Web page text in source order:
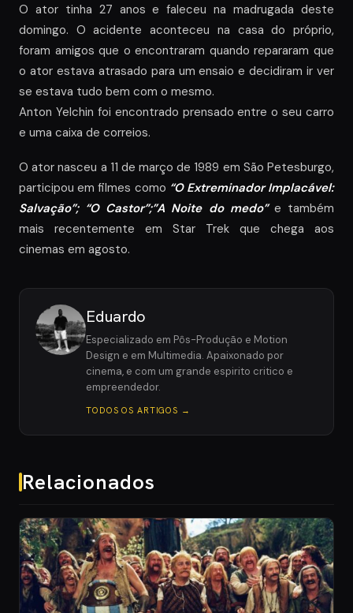
O ator tinha 27 anos e faleceu na madrugada deste
domingo. O acidente aconteceu na casa do próprio,
foram amigos que o encontraram quando repararam que
o ator estava atrasado para um ensaio e decidiram ir ver
se estava tudo bem com o mesmo.
Anton Yelchin foi encontrado prensado entre o seu carro
e uma caixa de correios.
O ator nasceu a 11 de março de 1989 em São Petesburgo,
participou em filmes como “O Extreminador Implacável:
Salvação”; “O Castor”;”A Noite do medo”e também
mais recentemente em Star Trek que chega aos
cinemas em agosto.
Eduardo
Especializado em Pôs-Produção e Motion
Design e em Multimedia. Apaixonado por
cinema, e com um grande espirito critico e
empreendedor.
TODOS OS ARTIGOS →
Relacionados